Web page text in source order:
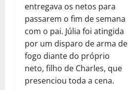
entregava os netos para
passarem o fim de semana
com o pai. Júlia foi atingida
por um disparo de arma de
fogo diante do próprio
neto, filho de Charles, que
presenciou toda a cena.